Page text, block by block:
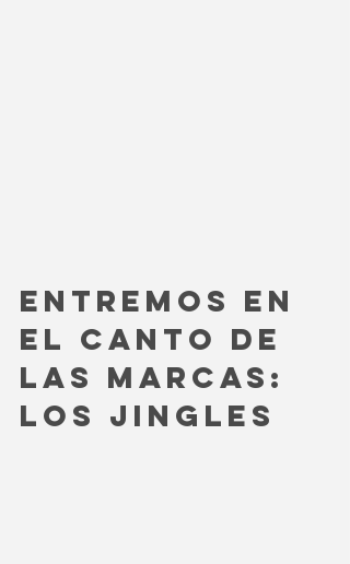
Entremos en
el canto de
las marcas:
los jingles